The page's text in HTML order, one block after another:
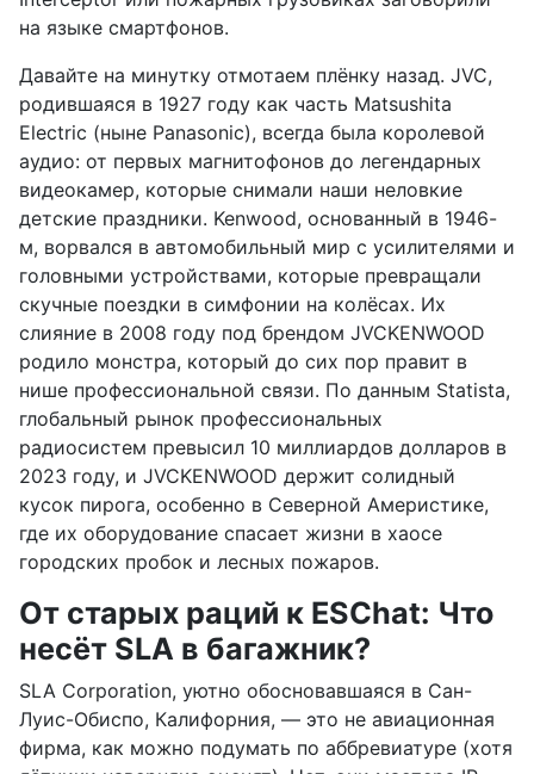
на языке смартфонов.
Давайте на минутку отмотаем плёнку назад. JVC,
родившаяся в 1927 году как часть Matsushita
Electric (ныне Panasonic), всегда была королевой
аудио: от первых магнитофонов до легендарных
видеокамер, которые снимали наши неловкие
детские праздники. Kenwood, основанный в 1946-
м, ворвался в автомобильный мир с усилителями и
головными устройствами, которые превращали
скучные поездки в симфонии на колёсах. Их
слияние в 2008 году под брендом JVCKENWOOD
родило монстра, который до сих пор правит в
нише профессиональной связи. По данным Statista,
глобальный рынок профессиональных
радиосистем превысил 10 миллиардов долларов в
2023 году, и JVCKENWOOD держит солидный
кусок пирога, особенно в Северной Америстике,
где их оборудование спасает жизни в хаосе
городских пробок и лесных пожаров.
От старых раций к ESChat: Что
несёт SLA в багажник?
SLA Corporation, уютно обосновавшаяся в Сан-
Луис-Обиспо, Калифорния, — это не авиационная
фирма, как можно подумать по аббревиатуре (хотя